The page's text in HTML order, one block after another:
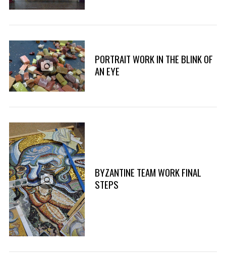
PORTRAIT WORK IN THE BLINK OF
AN EYE
BYZANTINE TEAM WORK FINAL
STEPS